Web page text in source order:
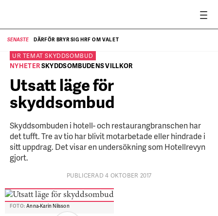
SENASTE DÄRFÖR BRYR SIG HRF OM VALET
UR TEMATSKYDDSOMBUD
NYHETERSKYDDSOMBUDENS VILLKOR
Utsatt läge för
skyddsombud
Skyddsombuden i hotell- och restaurang­branschen har
det tufft. Tre av tio har blivit motarbetade eller hindrade i
sitt uppdrag. Det visar en undersökning som Hotellrevyn
gjort.
PUBLICERAD 4 OKTOBER 2017
FOTO: Anna-Karin Nilsson